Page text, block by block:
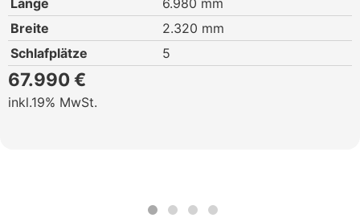
Länge
6.980 mm
Breite
2.320 mm
Schlafplätze
5
67.990 €
19% MwSt.